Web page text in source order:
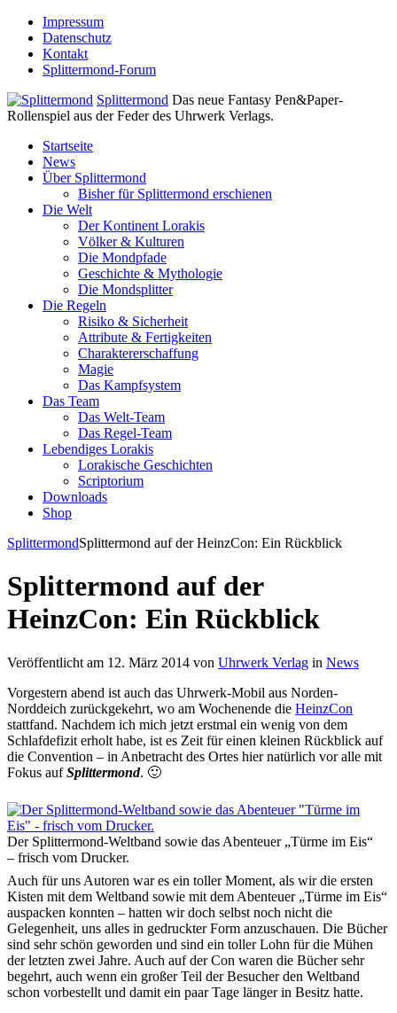
Impressum
Datenschutz
Kontakt
Splittermond-Forum
Splittermond Das neue Fantasy Pen&Paper-
Rollenspiel aus der Feder des Uhrwerk Verlags.
Startseite
News
Über Splittermond
Bisher für Splittermond erschienen
Die Welt
Der Kontinent Lorakis
Völker & Kulturen
Die Mondpfade
Geschichte & Mythologie
Die Mondsplitter
Die Regeln
Risiko & Sicherheit
Attribute & Fertigkeiten
Charaktererschaffung
Magie
Das Kampfsystem
Das Team
Das Welt-Team
Das Regel-Team
Lebendiges Lorakis
Lorakische Geschichten
Scriptorium
Downloads
Shop
SplittermondSplittermond auf der HeinzCon: Ein Rückblick
Splittermond auf der
HeinzCon: Ein Rückblick
Veröffentlicht am 12. März 2014 von Uhrwerk Verlag in News
Vorgestern abend ist auch das Uhrwerk-Mobil aus Norden-
Norddeich zurückgekehrt, wo am Wochenende die HeinzCon
stattfand. Nachdem ich mich jetzt erstmal ein wenig von dem
Schlafdefizit erholt habe, ist es Zeit für einen kleinen Rückblick auf
die Convention – in Anbetracht des Ortes hier natürlich vor alle mit
Fokus aufSplittermond. 🙂
Der Splittermond-Weltband sowie das Abenteuer „Türme im Eis“
– frisch vom Drucker.
Auch für uns Autoren war es ein toller Moment, als wir die ersten
Kisten mit dem Weltband sowie mit dem Abenteuer „Türme im Eis“
auspacken konnten – hatten wir doch selbst noch nicht die
Gelegenheit, uns alles in gedruckter Form anzuschauen. Die Bücher
sind sehr schön geworden und sind ein toller Lohn für die Mühen
der letzten zwei Jahre. Auch auf der Con waren die Bücher sehr
begehrt, auch wenn ein großer Teil der Besucher den Weltband
schon vorbestellt und damit ein paar Tage länger in Besitz hatte.